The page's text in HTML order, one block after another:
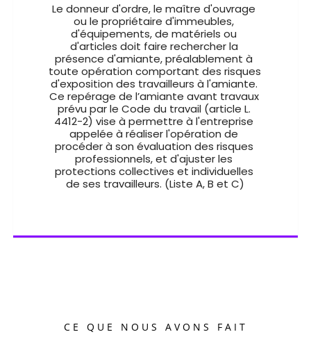
Le donneur d'ordre, le maître d'ouvrage
ou le propriétaire d'immeubles,
d'équipements, de matériels ou
d'articles doit faire rechercher la
présence d'amiante, préalablement à
toute opération comportant des risques
d'exposition des travailleurs à l'amiante.
Ce repérage de l’amiante avant travaux
prévu par le Code du travail (article L.
4412-2) vise à permettre à l'entreprise
appelée à réaliser l'opération de
procéder à son évaluation des risques
professionnels, et d'ajuster les
protections collectives et individuelles
de ses travailleurs. (Liste A, B et C)
CE QUE NOUS AVONS FAIT